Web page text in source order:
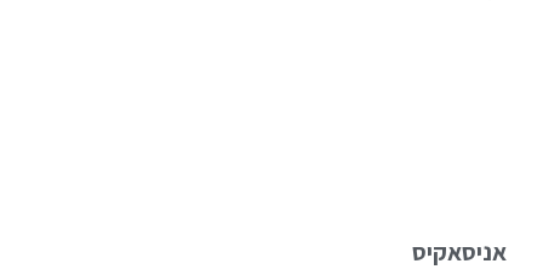
אניסאקיס